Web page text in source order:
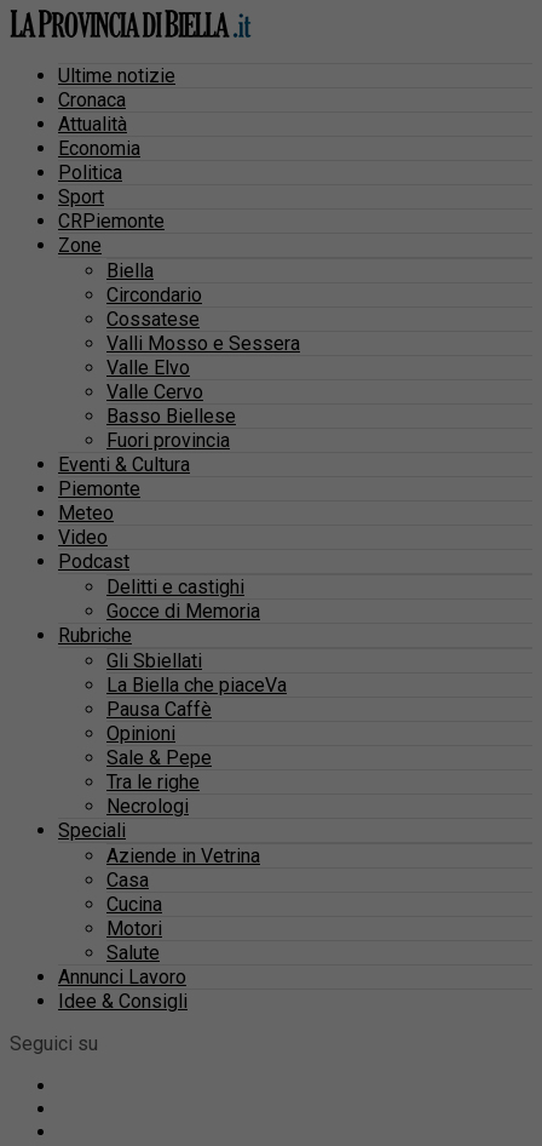
Ultime notizie
Cronaca
Attualità
Economia
Politica
Sport
CRPiemonte
Zone
Biella
Circondario
Cossatese
Valli Mosso e Sessera
Valle Elvo
Valle Cervo
Basso Biellese
Fuori provincia
Eventi & Cultura
Piemonte
Meteo
Video
Podcast
Delitti e castighi
Gocce di Memoria
Rubriche
Gli Sbiellati
La Biella che piaceVa
Pausa Caffè
Opinioni
Sale & Pepe
Tra le righe
Necrologi
Speciali
Aziende in Vetrina
Casa
Cucina
Motori
Salute
Annunci Lavoro
Idee & Consigli
Seguici su